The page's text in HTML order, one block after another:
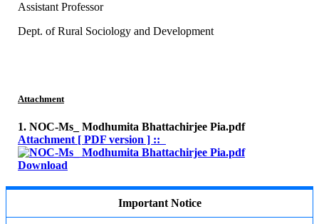
Assistant Professor
Dept. of Rural Sociology and Development
Attachment
1. NOC-Ms_ Modhumita Bhattachirjee Pia.pdf
Attachment [ PDF version ] ::
Download
Important Notice